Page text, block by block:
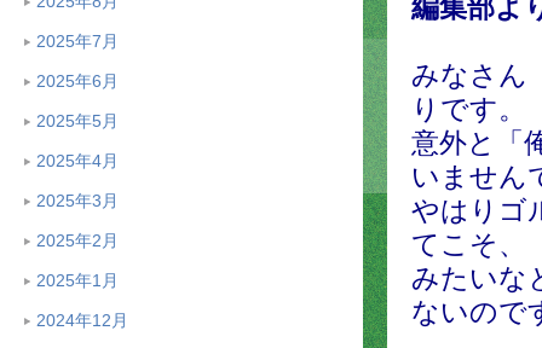
2025年7月
2025年6月
2025年5月
2025年4月
2025年3月
2025年2月
2025年1月
2024年12月
編集部よ
みなさん
りです。
意外と「
いません
やはりゴ
てこそ、
みたいな
ないので